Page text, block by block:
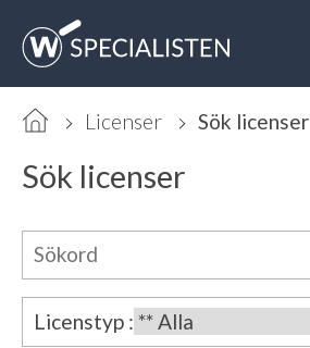
Licenser Sök licenser
Sök licenser
Licenstyp :